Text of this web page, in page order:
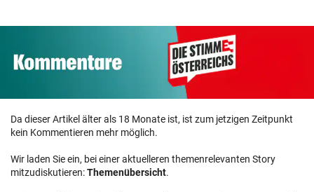
Da dieser Artikel älter als 18 Monate ist, ist zum jetzigen Zeitpunkt
kein Kommentieren mehr möglich.
Wir laden Sie ein, bei einer aktuelleren themenrelevanten Story
mitzudiskutieren:Themenübersicht.